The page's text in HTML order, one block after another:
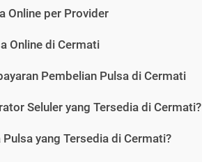
Online per Provider
Online di Cermati
Pembelian Pulsa di Cermati
Seluler yang Tersedia di Cermati?
Pulsa yang Tersedia di Cermati?